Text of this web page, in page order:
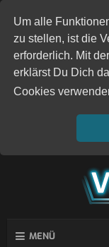
Um alle
zu stellen, ist die
erforderlich. Mit
erklärst Du Dich
Cookies
MENÜ